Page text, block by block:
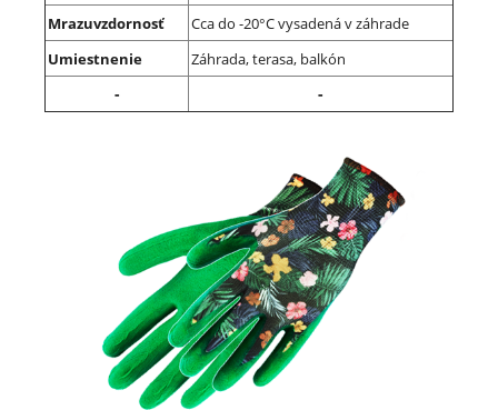
Mrazuvzdornosť
Cca do -20°C vysadená v záhrade
Umiestnenie
Záhrada, terasa, balkón
- -